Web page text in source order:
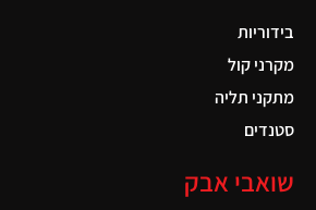
בידוריות
מקרני קול
מתקני תליה
סטנדים
שואבי אבק